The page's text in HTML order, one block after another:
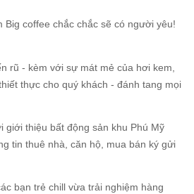
Big coffee chắc chắc sẽ có người yêu!
rũ - kèm với sự mát mẻ của hơi kem,
thực cho quý khách - đánh tang mọi
giới thiệu bất động sản khu Phú Mỹ
tin thuê nhà, căn hộ, mua bán ký gửi
bạn trẻ chill vừa trải nghiệm hàng